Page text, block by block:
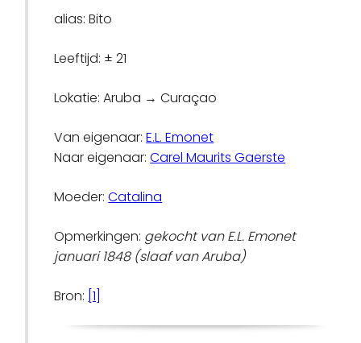
alias: Bito
Leeftijd: ± 21
Lokatie: Aruba → Curaçao
Van eigenaar:E.L. Emonet
Naar eigenaar:Carel Maurits Gaerste
Moeder:Catalina
Opmerkingen: gekocht van E.L. Emonet
januari 1848 (slaaf van Aruba)
Bron: [1]